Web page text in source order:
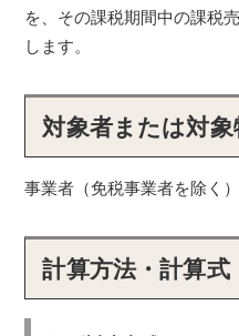
を、その課税期間中の課税
します。
対象者または対象
事業者（免税事業者を除く）
計算方法・計算式